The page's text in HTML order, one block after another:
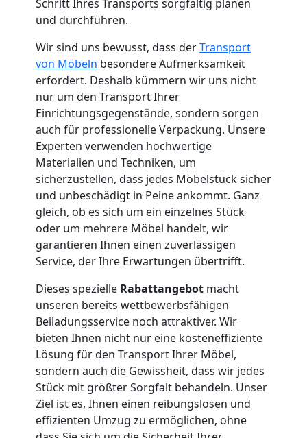
Schritt Ihres Transports sorgfältig planen
und durchführen.
Wir sind uns bewusst, dass derTransport
von Möbeln besondere Aufmerksamkeit
erfordert. Deshalb kümmern wir uns nicht
nur um den Transport Ihrer
Einrichtungsgegenstände, sondern sorgen
auch für professionelle Verpackung. Unsere
Experten verwenden hochwertige
Materialien und Techniken, um
sicherzustellen, dass jedes Möbelstück sicher
und unbeschädigt in Peine ankommt. Ganz
gleich, ob es sich um ein einzelnes Stück
oder um mehrere Möbel handelt, wir
garantieren Ihnen einen zuverlässigen
Service, der Ihre Erwartungen übertrifft.
Dieses spezielle Rabattangebot macht
unseren bereits wettbewerbsfähigen
Beiladungsservice noch attraktiver. Wir
bieten Ihnen nicht nur eine kosteneffiziente
Lösung für den Transport Ihrer Möbel,
sondern auch die Gewissheit, dass wir jedes
Stück mit größter Sorgfalt behandeln. Unser
Ziel ist es, Ihnen einen reibungslosen und
effizienten Umzug zu ermöglichen, ohne
Feldkirch
Umzug
und
Lagerung
Feldkirch
Full-
Service-
Umzug
Feldkirch
Qualitäts-